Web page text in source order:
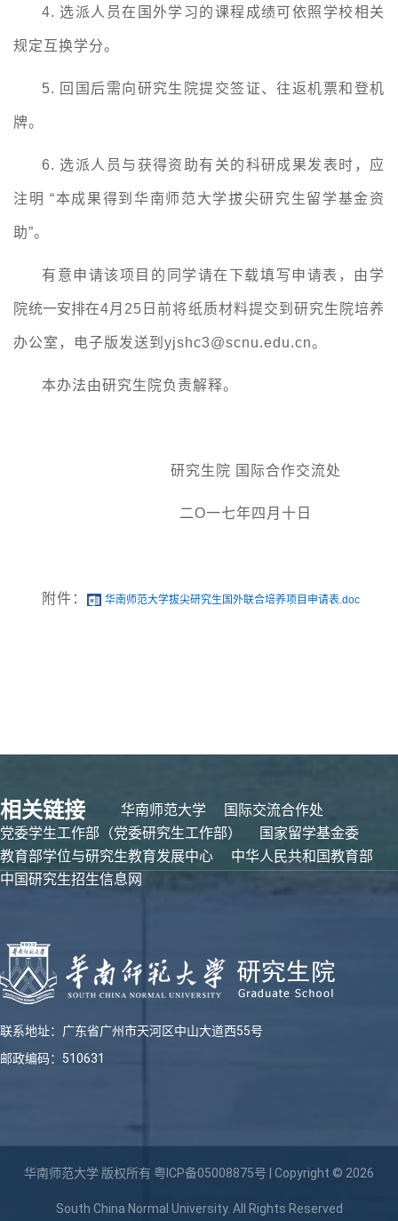
4. 选派人员在国外学习的课程成绩可依照学校相关
规定互换学分。
5. 回国后需向研究生院提交签证、往返机票和登机
牌。
6. 选派人员与获得资助有关的科研成果发表时，应
注明 “本成果得到华南师范大学拔尖研究生留学基金资
助”。
有意申请该项目的同学请在下载填写申请表，由学
院统一安排在4月25日前将纸质材料提交到研究生院培养
办公室，电子版发送到yjshc3@scnu.edu.cn。
本办法由研究生院负责解释。
研究生院 国际合作交流处
二O一七年四月十日
附件： 华南师范大学拔尖研究生国外联合培养项目申请表.doc
相关链接 华南师范大学
国际交流合作处
党委学生工作部（党委研究生工作部）
国家留学基金委
教育部学位与研究生教育发展中心
中华人民共和国教育部
中国研究生招生信息网
联系地址：广东省广州市天河区中山大道西55号
邮政编码：510631
华南师范大学 版权所有 粤ICP备05008875号 | Copyright © 2026
South China Normal University. All Rights Reserved